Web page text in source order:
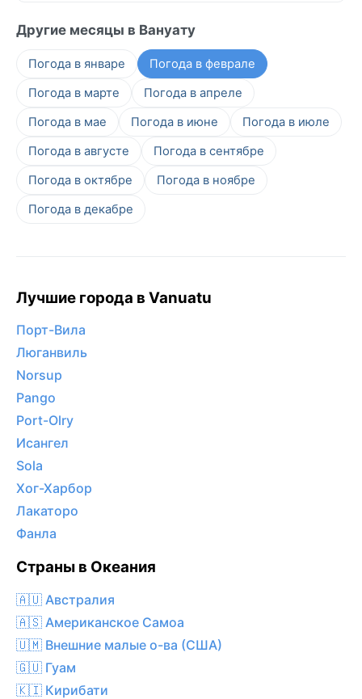
Другие месяцы в Вануату
Погода в январе
Погода в феврале
Погода в марте
Погода в апреле
Погода в мае
Погода в июне
Погода в июле
Погода в августе
Погода в сентябре
Погода в октябре
Погода в ноябре
Погода в декабре
Лучшие города в Vanuatu
Порт-Вила
Люганвиль
Norsup
Pango
Port-Olry
Исангел
Sola
Хог-Харбор
Лакаторо
Фанла
Страны в Океания
🇦🇺 Австралия
🇦🇸 Американское Самоа
🇺🇲 Внешние малые о-ва (США)
🇬🇺 Гуам
🇰🇮 Кирибати